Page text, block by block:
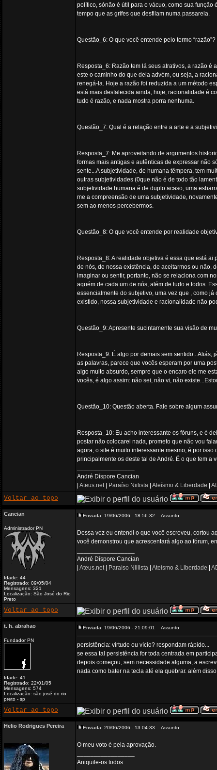
político, sónão é útil para o vácuo, como sua
tempo que as grifes que desfilam numa passarela.
Questão_6: O que você entende pelo termo
Resposta_6: Razão tem lá seus atrativos, a razão
este o caminho do que dela advém, ou seja, a
renegá-la. Hoje a razão foi reduzida a um método
está mais desfalecida ainda, hoje, racionalidade é
tudo é razão, e nada mostra porra nenhuma.
Questão_7: Qual é a relação entre a arte e a
Resposta_7: Me aproveitando de argumentos
formas mais antigas e autênticas de expressar não
sente...A subjetividade, de humana têmpera, tem
outras subjetividades (0que não é de todo tão
subjetividade humana é de duplo acaso, uma
me a compreensão de uma subjetividade,
sem ao menos percebermos.
Questão_8: O que você entende por realidade
Resposta_8: A realidade objetiva é essa que está
de nós, de nossa existência, de aceitarmos ou não,
imaginar ou sentir, portanto, não se relaciona com
aquém de cada um de nós, além de tudo e todos.
essencialmente do subjetivo, uma vez que , como
existido, nossa subjetividade e racionalidade não
Questão_9: Apresente sucintamente sua visão de
Resposta_9: É algo por demais sem
as palavras, parece que vocês esperam por uma
algo muito absurdo, sempre que o encaro ele me
vocês, é algo assim: não sei, não vi, não
Questão_10: Questão aberta. Fale sobre algum
Resposta_10: Eu acho interessante os fóruns, e é
postar não colocarei nada, prometo que não vou
agora, o site é muito interessante mesmo, é por
principalmente os deste tal de André. É o que tem a
André Díspore Cancian
Ateus.net| Paraíso Niilista Ateísmo & Liberdade
Voltar ao topo
Cancian
Administrador PN
Idade: 44
Registrado: 09/05/04
Mensagens: 321
Localização: São José do Rio
Preto
Enviada: 19/06/2006 - 18:56:32 Assunto:
Dessa vez eu entendi o que você escreveu, cortou
você demonstrou que acrescentará algo ao fórum,
André Díspore Cancian
Ateus.net| Paraíso Niilista Ateísmo & Liberdade
Voltar ao topo
t. h. abrahao
Fundador PN
Idade: 41
Registrado: 22/01/05
Mensagens: 574
Localização: são josé do rio
preto - sp
Enviada: 19/06/2006 - 21:09:01 Assunto:
persistência: virtude ou vício? respondam rápido...
se essa tal persistência for toda centrada em
depois começou, sem necessidade alguma, a
nada como bater na tecla até ela quebrar. além
Voltar ao topo
Helio Rodrigues Pereira Enviada: 20/06/2006 - 13:04:33 Assunto:
O meu voto é pela aprovação.
Aniquile-os todos